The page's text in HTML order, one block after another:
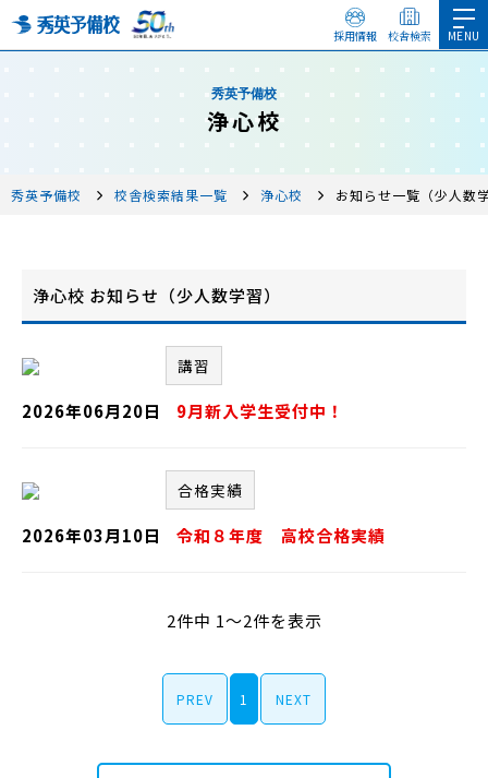
採用情報 校舎検索
秀英予備校
浄心校
秀英予備校 校舎検索結果一覧 浄心校 お知らせ一覧（少人数
浄心校 お知らせ（少人数学習）
講習
2026年06月20日 9月新入学生受付中！
合格実績
2026年03月10日 令和８年度 高校合格実績
2件中 1～2件を表示
PREV 1 NEXT